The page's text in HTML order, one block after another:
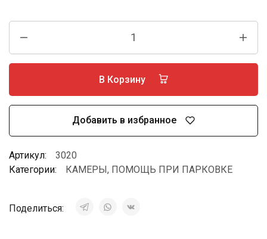
В Корзину
Добавить в избранное
Артикул:
3020
Категории:
КАМЕРЫ, ПОМОЩЬ ПРИ ПАРКОВКЕ
Поделиться: